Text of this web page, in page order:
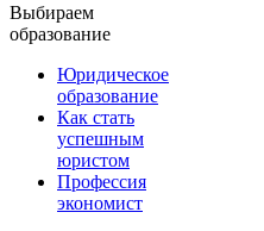
Выбираем
образование
Юридическое
образование
Как стать
успешным
юристом
Профессия
экономист